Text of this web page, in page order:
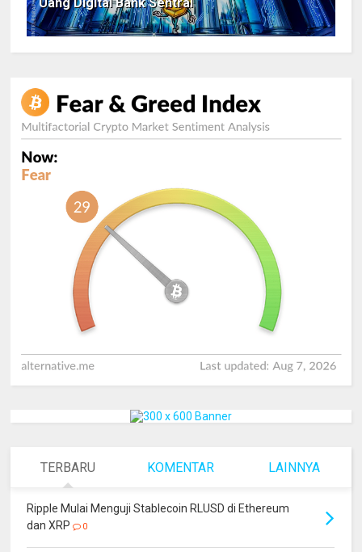
Uang Digital Bank Sentral
TERBARU KOMENTAR LAINNYA
Ripple Mulai Menguji Stablecoin RLUSD di Ethereum
dan XRP
0